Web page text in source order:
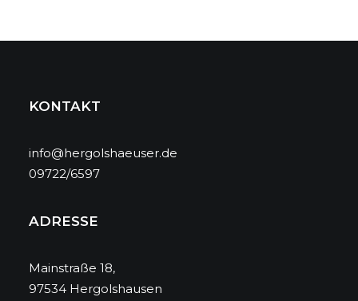
KONTAKT
info@hergolshaeuser.de
09722/6597
ADRESSE
Mainstraße 18,
97534 Hergolshausen